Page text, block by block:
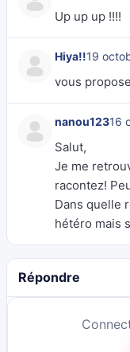
Up up up !!!!
Hiya!!19
vous
nanou12316
Salut,
Je me
racontez!
Dans quelle
hétéro mais
Répondre